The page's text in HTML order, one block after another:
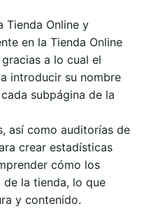
Tienda Online y
en la Tienda Online
a lo cual el
introducir su nombre
subpágina de la
así como auditorías de
crear estadísticas
cómo los
la tienda, lo que
y contenido.